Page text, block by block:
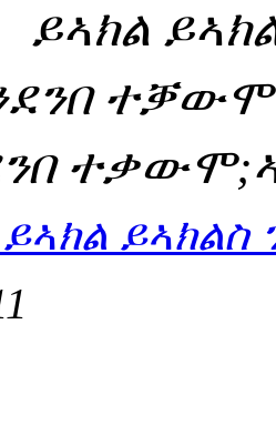
ይኣክል
ይኣክል